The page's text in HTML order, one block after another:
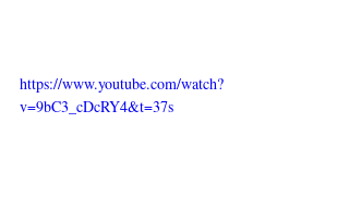
https://www.youtube.com/watch?
v=9bC3_cDcRY4&t=37s